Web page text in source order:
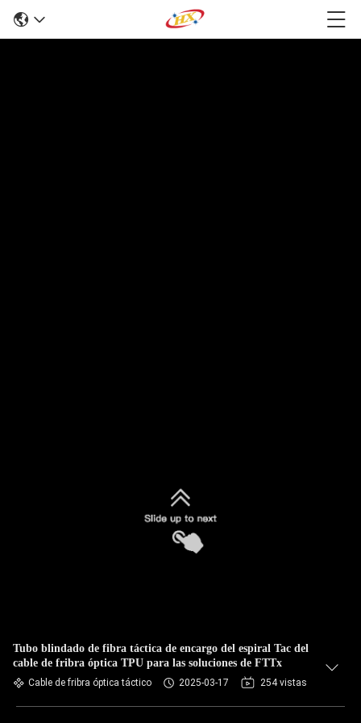
Tubo blindado de fibra táctica de encargo del espiral Tac del
cable de fribra óptica TPU para las soluciones de FTTx
Cable de fribra óptica táctico 2025-03-17 254 vistas